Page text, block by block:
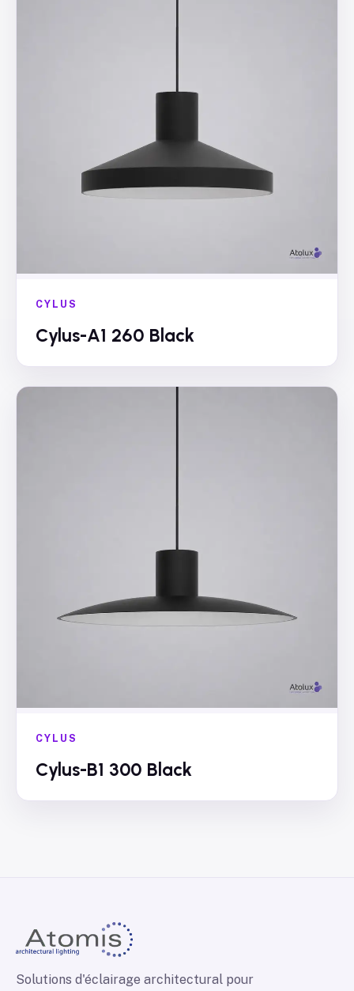
CYLUS
Cylus-A1 260 Black
CYLUS
Cylus-B1 300 Black
Solutions d'éclairage architectural pour